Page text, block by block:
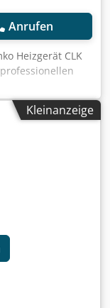
Anrufen
Heizgerät CLK
Einbeck.
aus
Voll
Preis 3.000 EUR
Anfrage
Kleinanzeige